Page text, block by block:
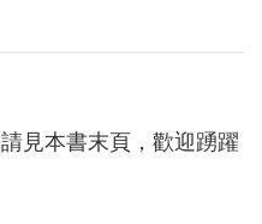
見本書末頁，歡迎踴躍